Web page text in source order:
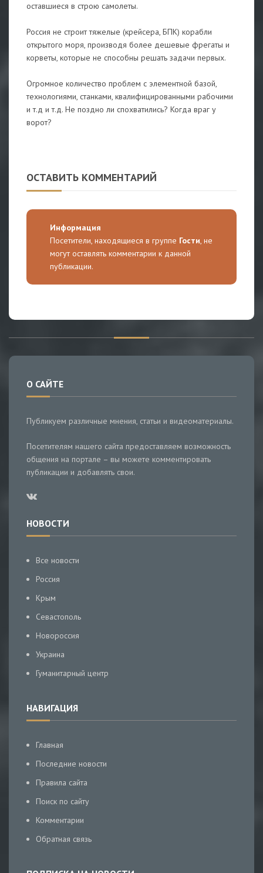
оставшиеся в строю самолеты.
Россия не строит тяжелые (крейсера, БПК) корабли
открытого моря, производя более дешевые фрегаты и
корветы, которые не способны решать задачи первых.
Огромное количество проблем с элементной базой,
технологиями, станками, квалифицированными рабочими
и т.д и т.д. Не поздно ли спохватились? Когда враг у
ворот?
ОСТАВИТЬ КОММЕНТАРИЙ
Информация
Посетители, находящиеся в группе Гости, не
могут оставлять комментарии к данной
публикации.
О САЙТЕ
Публикуем различные мнения, статьи и видеоматериалы.
Посетителям нашего сайта предоставляем возможность
общения на портале – вы можете комментировать
публикации и добавлять свои.
НОВОСТИ
Все новости
Россия
Крым
Севастополь
Новороссия
Украина
Гуманитарный центр
НАВИГАЦИЯ
Главная
Последние новости
Правила сайта
Поиск по сайту
Комментарии
Обратная связь